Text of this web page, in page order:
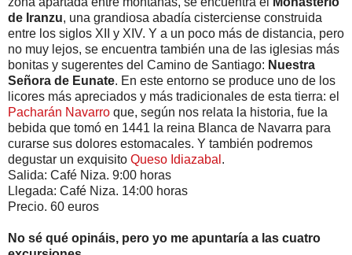
de Iranzu, una grandiosa abadía cisterciense construida
entre los siglos XII y XIV. Y a un poco más de distancia, pero
no muy lejos, se encuentra también una de las iglesias más
bonitas y sugerentes del Camino de Santiago: Nuestra
Señora de Eunate. En este entorno se produce uno de los
licores más apreciados y más tradicionales de esta tierra: el
Pacharán Navarro que, según nos relata la historia, fue la
bebida que tomó en 1441 la reina Blanca de Navarra para
curarse sus dolores estomacales. Y también podremos
degustar un exquisito Queso Idiazabal .
Salida: Café Niza. 9:00 horas
Llegada: Café Niza. 14:00 horas
Precio. 60 euros
No sé qué opináis, pero yo me apuntaría a las cuatro